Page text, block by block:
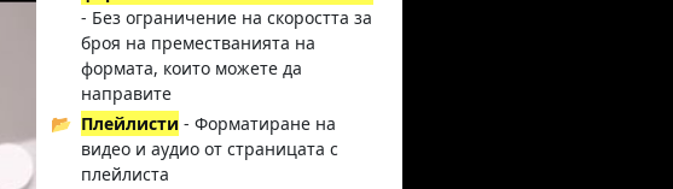
- Без ограничение на скоростта за
броя на преместванията на
формата, които можете да
направите
📂 Плейлисти - Форматиране на
видео и аудио от страницата с
плейлиста